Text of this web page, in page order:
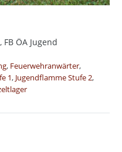
ÖA Jugend
, Feuerwehranwärter,
1, Jugendflamme Stufe 2,